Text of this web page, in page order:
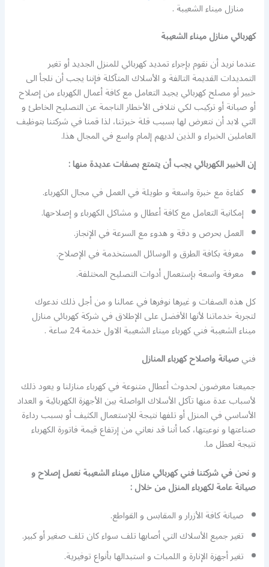
منازل ميناء الشعيبة .
كهربائي منازل ميناء الشعيبة
عندما نريد أن نقوم بإجراء تمديد كهربائي للمنزل الجديد أو تغير
التمديدات القديمة التالفة و الأسلاك المتآكلة فإننا يجب أن نلجأ الى
خبير أو مصلح كهربائي يجيد التعامل مع كافة أعمال الكهرباء من إصلاح
أو صيانة أو تركيب لكي نتلافى الأخطار الناجمة عن التصليح الخاطئ و
التي لابد أن نتعرض لها بسبب قلة خبرتنا، لذا قمنا في شركتنا بتوظيف
العاملين الخبراء و الذين لديهم إلمام واسع في المجال هذا.
إن الخبير الكهربائي يجب أن يتمتع بصفات عديدة منها :
كفاءة مع خبرة واسعة و طويلة في العمل في مجال الكهرباء.
إمكانية التعامل مع كافة أعطال و مشاكل الكهرباء و إصلاحها.
العمل بحرص و دقة و هدوء مع السرعة في الإنجاز.
معرفة بكافة الطرق و الوسائل المستخدمة في الإصلاح.
معرفة واسعة بإستعمال أدوات التصليح المختلفة.
كل هذه الصفات و غيرها نوفرها في عمالنا و من أجل ذلك ندعوك
لتجربة خدماتنا لأنها الأفضل على الإطلاق في شركة كهربائي منازل
ميناء الشعيبة فني كهرباء ميناء الشعيبة الاول خدمة 24 ساعة .
فنيصيانة واصلاح كهرباء المنازل
جميعنا معرضون لحدوث أعطال متنوعة في كهرباء منازلنا و يعود ذلك
لأسباب عدة منها تآكل الأسلاك الواصلة بين الأجهزة الكهربائية و العداد
الأساسي في المنزل أو تلفها نتيجة للإستعمال الكثيف أو بسبب رداءة
صناعتها و نوعيتها، كما أننا قد نعاني من إرتفاع قيمة فاتورة الكهرباء
نتيجة لعطل ما.
و نحن في شركتنا فني كهربائي منازل ميناء الشعيبة نعمل إصلاح و
صيانة عامة لكهرباء المنزل من خلال :
صيانة كافة الأزرار و المقابس و القواطع.
تغير جميع الأسلاك التي أصابها تلف سواء كان تلف صغير أو كبير.
تغير أجهزة الإنارة و اللمبات و استبدالها بأنواع توفيرية.